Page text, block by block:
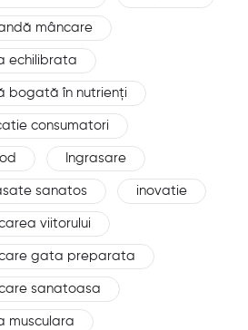
mâncare
echilibrata
bogată în nutrienți
consumatori
Ingrasare
sanatos inovatie
viitorului
gata preparata
sanatoasa
musculara